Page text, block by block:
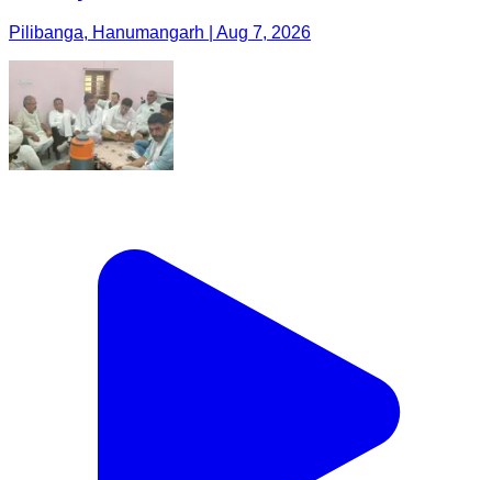
Pilibanga, Hanumangarh | Aug 7, 2026